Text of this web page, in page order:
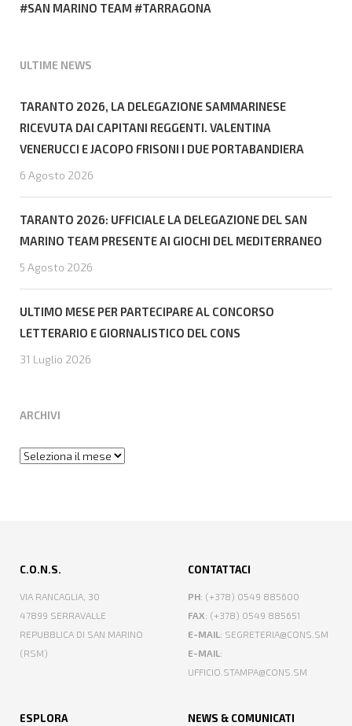
SAN MARINO TEAM
TARRAGONA
ULTIME NEWS
TARANTO 2026, LA DELEGAZIONE SAMMARINESE
RICEVUTA DAI CAPITANI REGGENTI. VALENTINA
VENERUCCI E JACOPO FRISONI I DUE PORTABANDIERA
6 Agosto 2026
TARANTO 2026: UFFICIALE LA DELEGAZIONE DEL SAN
MARINO TEAM PRESENTE AI GIOCHI DEL MEDITERRANEO
5 Agosto 2026
ULTIMO MESE PER PARTECIPARE AL CONCORSO
LETTERARIO E GIORNALISTICO DEL CONS
31 Luglio 2026
ARCHIVI
Archivi
C.O.N.S.
VIA RANCAGLIA, 30
47899 SERRAVALLE
REPUBBLICA DI SAN MARINO
(RSM)
CONTATTACI
PH: (+378) 0549 885600
FAX: (+378) 0549 885651
E-MAIL: SEGRETERIA@CONS.SM
E-MAIL:
UFFICIO.STAMPA@CONS.SM
ESPLORA NEWS & COMUNICATI